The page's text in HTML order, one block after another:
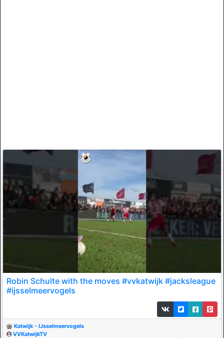
Robin Schulte with the moves #vvkatwijk #jacksleague
#ijsselmeervogels
Katwijk - IJsselmeervogels
VVKatwijkTV